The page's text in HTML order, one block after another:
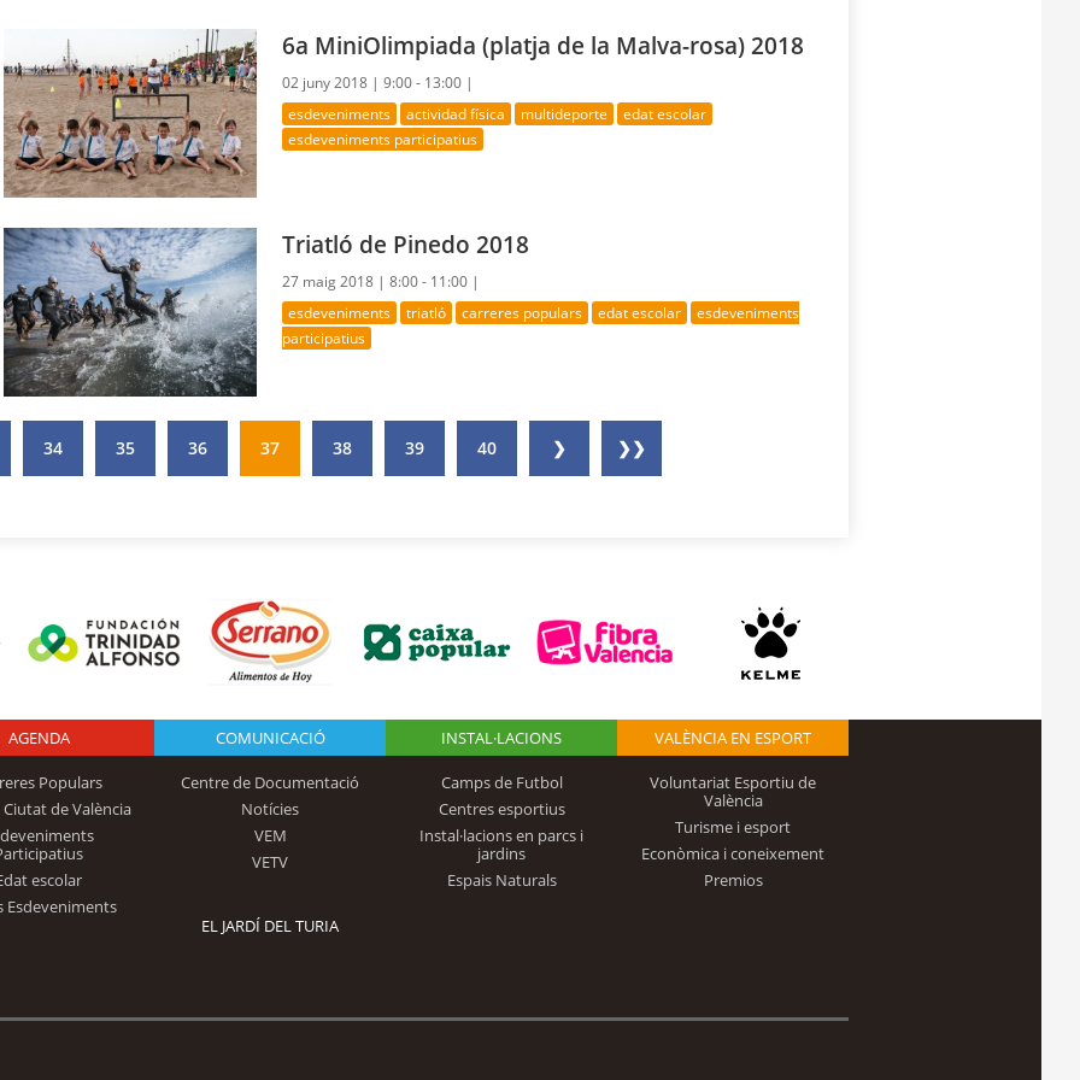
6a MiniOlimpiada (platja de la Malva-rosa) 2018
02 juny 2018 |9:00 - 13:00 |
esdeveniments actividad física multideporte
edat escolar
esdeveniments participatius
Triatló de Pinedo 2018
27 maig 2018 |8:00 - 11:00 |
esdeveniments triatló carreres populars edat escolar
esdeveniments
participatius
34 35 36 37 38 39 40 ❯ ❯❯
Logo Fundación
Trinidad Alfonso
AGENDA
Populars
de València
escolar
Esdeveniments
COMUNICACIÓ
Centre de Documentació
Notícies
VEM
VETV
INSTAL·LACIONS
Camps de Futbol
Centres esportius
Instal·lacions en parcs i
jardins
Espais Naturals
VALÈNCIA EN ESPORT
Voluntariat Esportiu de
València
Turisme i esport
Econòmica i coneixement
Premios
EL JARDÍ DEL TURIA